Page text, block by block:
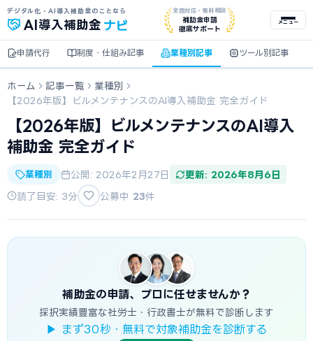
デジタル化・AI導入補助金のことなら
AI 導入補助金 ナビ
全国対応・無料相談
補助金申請
徹底サポート
メニュー
申請代行 制度・仕組み記事 業種別記事 ツール別記事
ホーム 記事一覧
業種別
【2026年版】ビルメンテナンスのAI導入補助金 完全ガイド
【2026年版】ビルメンテナンスのAI導入
補助金 完全ガイド
業種別 公開: 2026年2月27日 更新: 2026年8月6日
読了目安: 3分 公募中 23件
補助金の申請、プロに任せませんか？
採択実績豊富な社労士・行政書士が無料で診断します
▶ まず30秒・無料で対象補助金を診断する